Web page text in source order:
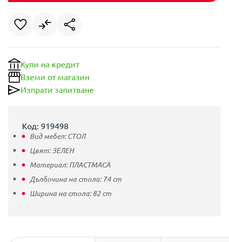
Купи на кредит
Вземи от магазин
Изпрати запитване
Код: 919498
Вид мебел:СТОЛ
Цвят:ЗЕЛЕН
Материал:ПЛАСТМАСА
Дълбочина на стола: 74cm
Ширина на стола:82cm